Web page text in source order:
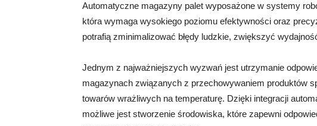
Automatyczne magazyny palet wyposażone w systemy
która wymaga wysokiego poziomu efektywności oraz
potrafią zminimalizować błędy ludzkie, zwiększyć
Jednym z najważniejszych wyzwań jest utrzymanie
magazynach związanych z przechowywaniem produktów
towarów wrażliwych na temperaturę. Dzięki integracji
możliwe jest stworzenie środowiska, które zapewni